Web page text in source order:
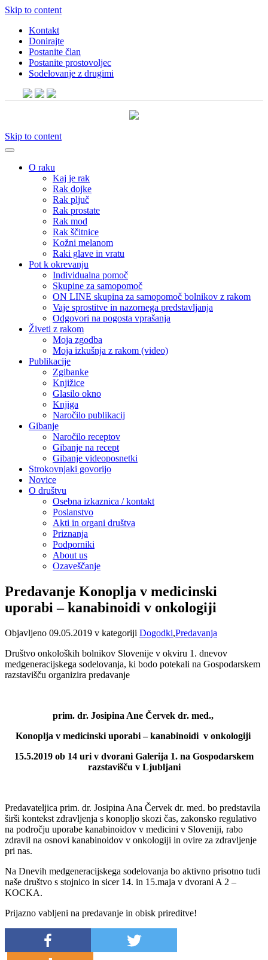
Skip to content
Kontakt
Donirajte
Postanite član
Postanite prostovoljec
Sodelovanje z drugimi
Skip to content
O raku
Kaj je rak
Rak dojke
Rak pljuč
Rak prostate
Rak mod
Rak ščitnice
Kožni melanom
Raki glave in vratu
Pot k okrevanju
Individualna pomoč
Skupine za samopomoč
ON LINE skupina za samopomoč bolnikov z rakom
Vaje sprostitve in nazornega predstavljanja
Odgovori na pogosta vprašanja
Živeti z rakom
Moja zgodba
Moja izkušnja z rakom (video)
Publikacije
Zgibanke
Knjižice
Glasilo okno
Knjiga
Naročilo publikacij
Gibanje
Naročilo receptov
Gibanje na recept
Gibanje videoposnetki
Strokovnjaki govorijo
Novice
O društvu
Osebna izkaznica / kontakt
Poslanstvo
Akti in organi društva
Priznanja
Podporniki
About us
Ozaveščanje
Predavanje Konoplja v medicinski
uporabi – kanabinoidi v onkologiji
Objavljeno 09.05.2019 v kategoriji Dogodki,Predavanja
Društvo onkoloških bolnikov Slovenije v okviru 1. dnevov
medgeneracijskega sodelovanja, ki bodo potekali na Gospodarskem
razstavišču organizira predavanje
prim. dr. Josipina Ane Červek dr. med.,
Konoplja v medicinski uporabi – kanabinoidi v onkologiji
15.5.2019 ob 14 uri v dvorani Galerija 1. na Gospodarskem
razstavišču v Ljubljani
Predavateljica prim. dr. Josipina Ana Červek dr. med. bo predstavila
širši kontekst zdravljenja s konopljo skozi čas, zakonsko regulativo
na področju uporabe kanabinoidov v medicini v Sloveniji, rabo
zdravil na osnovi kanabinoidov v onkologiji in ovire za zdravljenje
pri nas.
Na Dnevih medgeneracijskega sodelovanja bo aktivno prisotno tudi
naše društvo s stojnico in sicer 14. in 15.maja v dvorani A 2 –
KOCKA.
Prijazno vabljeni na predavanje in obisk prireditve!